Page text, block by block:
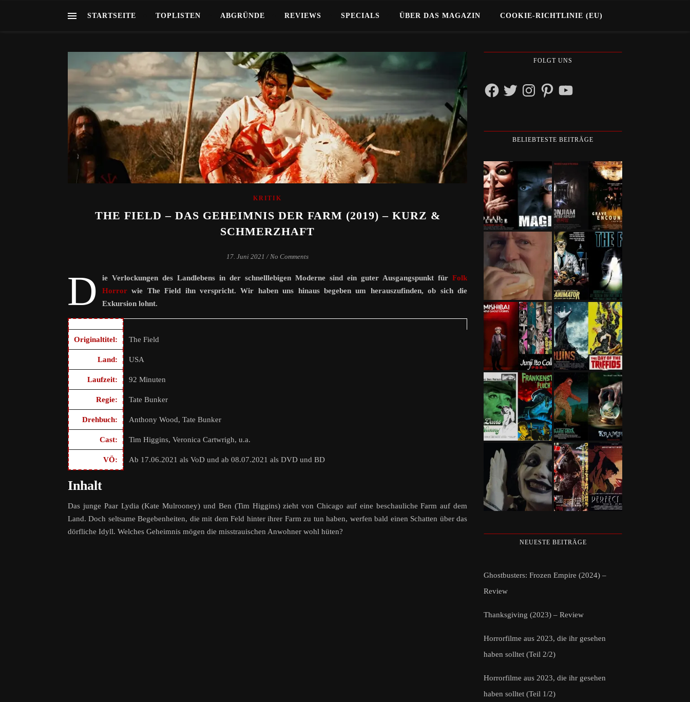
STARTSEITE TOPLISTEN ABGRÜNDE REVIEWS SPECIALS ÜBER DAS MAGAZIN COOKIE-RICHTLINIE (EU)
KRITIK
THE FIELD – DAS GEHEIMNIS DER FARM (2019) – KURZ &
SCHMERZHAFT
17. Juni 2021 / No Comments
D ie Verlockungen des Landlebens in der schnelllebigen Moderne sind ein guter Ausgangspunkt für Folk
Horror wie The Field ihn verspricht. Wir haben uns hinaus begeben um herauszufinden, ob sich die
Exkursion lohnt.
Originaltitel: The Field
Land: USA
Laufzeit: 92 Minuten
Regie: Tate Bunker
Drehbuch: Anthony Wood, Tate Bunker
Cast: Tim Higgins, Veronica Cartwrigh, u.a.
VÖ: Ab 17.06.2021 als VoD und ab 08.07.2021 als DVD und BD
Inhalt
Das junge Paar Lydia (Kate Mulrooney) und Ben (Tim Higgins) zieht von Chicago auf eine beschauliche Farm auf dem
Land. Doch seltsame Begebenheiten, die mit dem Feld hinter ihrer Farm zu tun haben, werfen bald einen Schatten über das
dörfliche Idyll. Welches Geheimnis mögen die misstrauischen Anwohner wohl hüten?
FOLGT UNS
FacebookTwitterInstagramPinterestYouTube
BELIEBTESTE BEITRÄGE
NEUESTE BEITRÄGE
Ghostbusters: Frozen Empire (2024) –
Review
Thanksgiving (2023) – Review
Horrorfilme aus 2023, die ihr gesehen
haben solltet (Teil 2/2)
Horrorfilme aus 2023, die ihr gesehen
haben solltet (Teil 1/2)